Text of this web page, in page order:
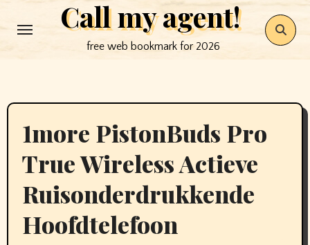
to
Call my agent!
free web bookmark for 2026
1more PistonBuds Pro
True Wireless Actieve
Ruisonderdrukkende
Hoofdtelefoon